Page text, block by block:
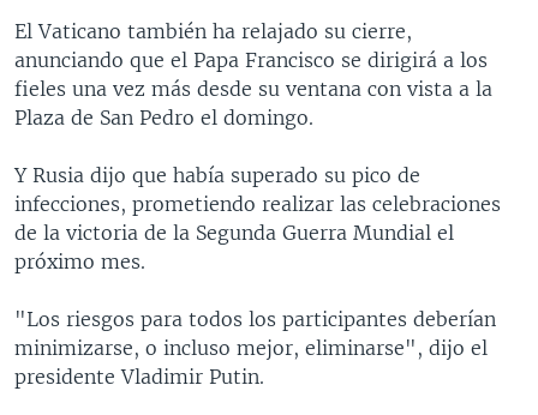
El Vaticano también ha relajado su cierre,
anunciando que el Papa Francisco se dirigirá a los
fieles una vez más desde su ventana con vista a la
Plaza de San Pedro el domingo.
Y Rusia dijo que había superado su pico de
infecciones, prometiendo realizar las celebraciones
de la victoria de la Segunda Guerra Mundial el
próximo mes.
"Los riesgos para todos los participantes deberían
minimizarse, o incluso mejor, eliminarse", dijo el
presidente Vladimir Putin.